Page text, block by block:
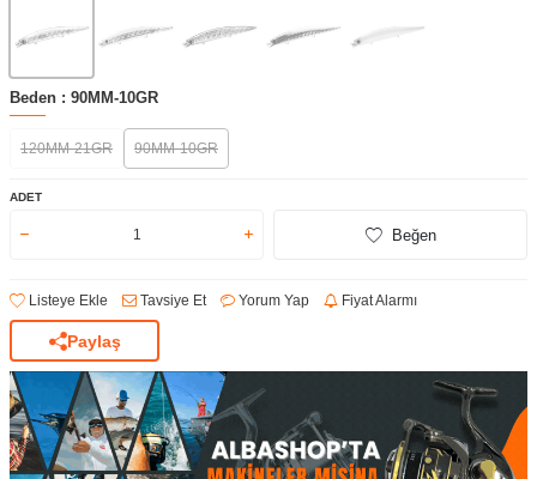
Beden : 90MM-10GR
120MM-21GR 90MM-10GR
ADET
Beğen
Listeye Ekle Tavsiye Et Yorum Yap Fiyat Alarmı
Paylaş